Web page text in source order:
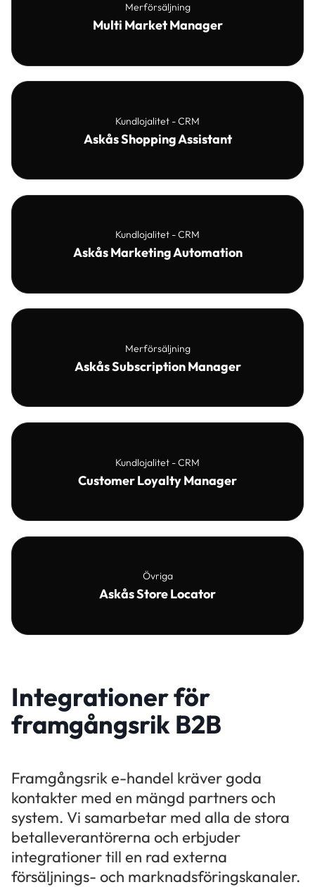
Merförsäljning
Multi Market Manager
Kundlojalitet - CRM
Askås Shopping Assistant
Kundlojalitet - CRM
Askås Marketing Automation
Merförsäljning
Askås Subscription Manager
Kundlojalitet - CRM
Customer Loyalty Manager
Övriga
Askås Store Locator
Integrationer för
framgångsrik B2B
Framgångsrik e-handel kräver goda
kontakter med en mängd partners och
system. Vi samarbetar med alla de stora
betalleverantörerna och erbjuder
integrationer till en rad externa
försäljnings- och marknadsföringskanaler.